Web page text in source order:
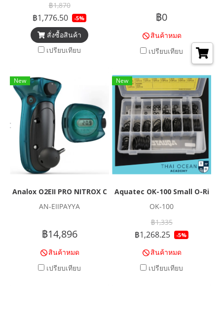
฿1,870
฿1,776.50 -5%
สั่งซื้อสินค้า
เปรียบเทียบ
฿0
สินค้าหมด
เปรียบเทียบ
New
Analox O2EII PRO NITROX CHECKER
AN-EIIPAYYA
฿14,896
สินค้าหมด
เปรียบเทียบ
New
Aquatec OK-100 Small O-
OK-100
฿1,335
฿1,268.25 -5%
สินค้าหมด
เปรียบเทียบ